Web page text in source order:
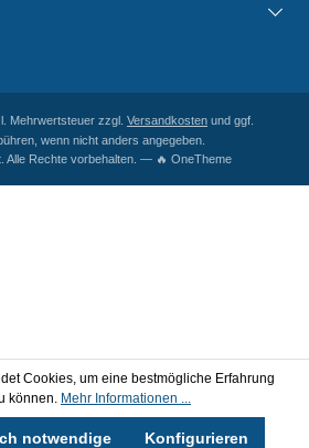
Mehrwertsteuer zzgl. Versandkosten und ggf.
wenn nicht anders angegeben.
Rechte vorbehalten. — 🔥 OneTheme
Cookies, um eine bestmögliche Erfahrung
können. Mehr Informationen ...
notwendige Konfigurieren